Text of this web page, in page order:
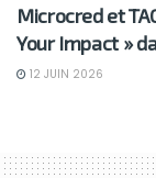
Microcred et
Your Impact »
12 JUIN 2026